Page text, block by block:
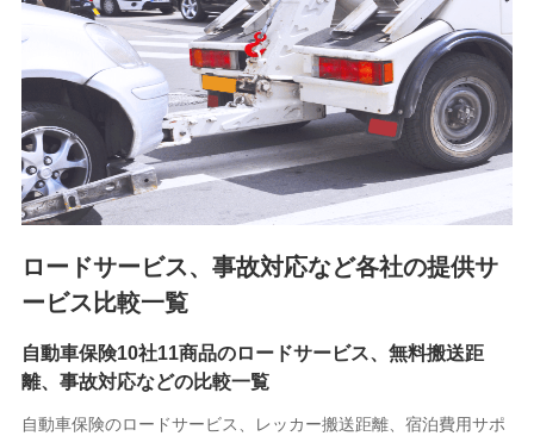
人事･勤怠･健康・労務等の管理、給与支給、福利厚生・採用
退職関連処理等の各種手続きのため、当社と従業員または従
業員同士の連絡のため
8.取引先個人情報
取引先としての選定業務、営業情報の提供業務、契約締結手
続き業務、取引管理業務、およびこれらに準ずる業務の遂行
のため
9.お問い合わせ情報
各種お問い合わせに対応するため
10.受託業務の 個人情報
受託業務の遂行およびこれらに準ずる業務の遂行のため
ロードサービス、事故対応など各社の提供サ
ービス比較一覧
自動車保険10社11商品のロードサービス、無料搬送距
離、事故対応などの比較一覧
自動車保険のロードサービス、レッカー搬送距離、宿泊費用サポ